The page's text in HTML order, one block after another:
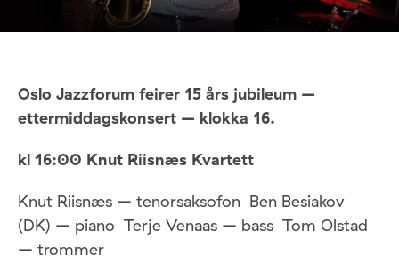
Oslo Jazzforum feirer 15 års jubileum –
ettermiddagskonsert – klokka 16.
kl 16:00 Knut Riisnæs Kvartett
Knut Riisnæs – tenorsaksofon Ben Besiakov
(DK) – piano Terje Venaas – bass Tom Olstad
– trommer